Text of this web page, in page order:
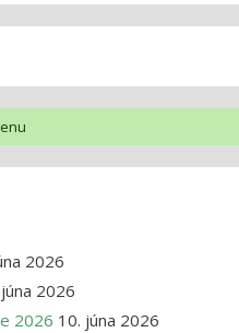
2026
2026
2026 10. júna 2026